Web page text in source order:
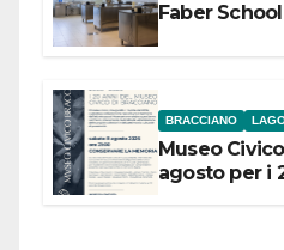
Faber
BRACCIANO
Museo
agosto per i